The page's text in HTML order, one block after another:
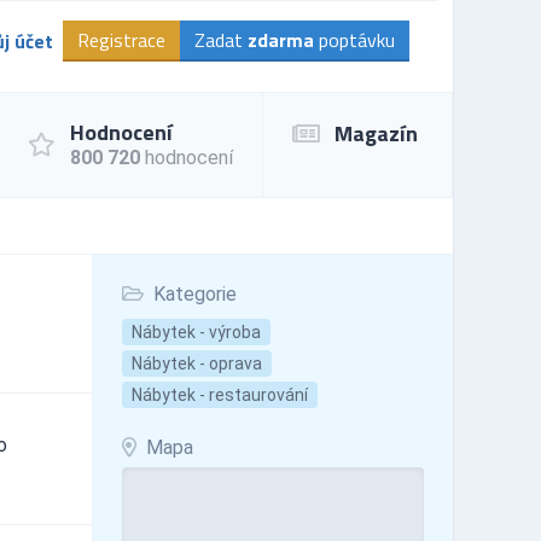
účet Registrace Zadat zdarma poptávku
Hodnocení
800 720 hodnocení
Magazín
Kategorie
Nábytek - výroba
Nábytek - oprava
Nábytek - restaurování
Mapa